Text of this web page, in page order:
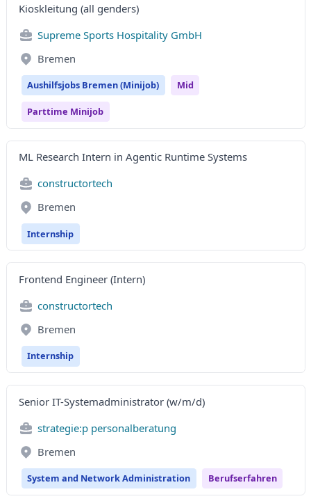
Kioskleitung (all genders)
Supreme Sports Hospitality GmbH
Bremen
Aushilfsjobs Bremen (Minijob) Mid
Parttime Minijob
ML Research Intern in Agentic Runtime Systems
constructortech
Bremen
Internship
Frontend Engineer (Intern)
constructortech
Bremen
Internship
Senior IT-Systemadministrator (w/m/d)
strategie:p personalberatung
Bremen
System and Network Administration Berufserfahren